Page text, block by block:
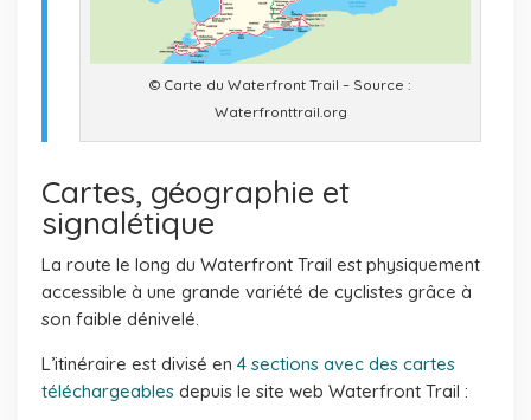
© Carte du Waterfront Trail – Source :
Waterfronttrail.org
Cartes, géographie et
signalétique
La route le long du Waterfront Trail est physiquement
accessible à une grande variété de cyclistes grâce à
son faible dénivelé.
L’itinéraire est divisé en 4 sections avec des cartes
téléchargeables depuis le site web Waterfront Trail :